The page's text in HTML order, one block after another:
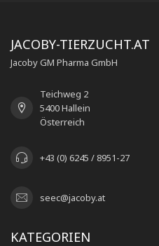
JACOBY-TIERZUCHT.AT
Jacoby GM Pharma GmbH
Teichweg 2
5400 Hallein
Österreich
+43 (0) 6245 / 8951-27
seec@jacoby.at
KATEGORIEN